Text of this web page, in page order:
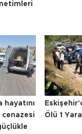
cenazesi
Ölü 1